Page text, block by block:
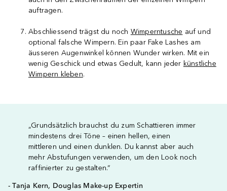
auftragen.
Abschliessend trägst du noch Wimperntusche auf und
optional falsche Wimpern. Ein paar Fake Lashes am
äusseren Augenwinkel können Wunder wirken. Mit ein
wenig Geschick und etwas Gedult, kann jeder künstliche
Wimpern kleben.
„Grundsätzlich brauchst du zum Schattieren immer
mindestens drei Töne – einen hellen, einen
mittleren und einen dunklen. Du kannst aber auch
mehr Abstufungen verwenden, um den Look noch
raffinierter zu gestalten.“
- Tanja Kern, Douglas Make-up Expertin